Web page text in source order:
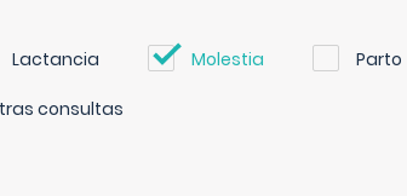
Lactancia Molestia Parto
consultas